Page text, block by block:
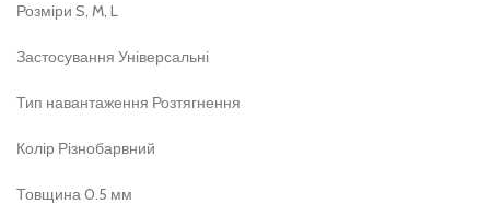
Розміри S, M, L
Застосування Універсальні
Тип навантаження Розтягнення
Колір Різнобарвний
Товщина 0.5 мм